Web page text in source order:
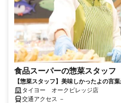
食品スーパーの惣菜スタッフ
【惣菜スタッフ】美味しかったよの言
迎 シフトの融通OK 主婦さん活躍中
タイヨー オークビレッジ店
交通アクセス －